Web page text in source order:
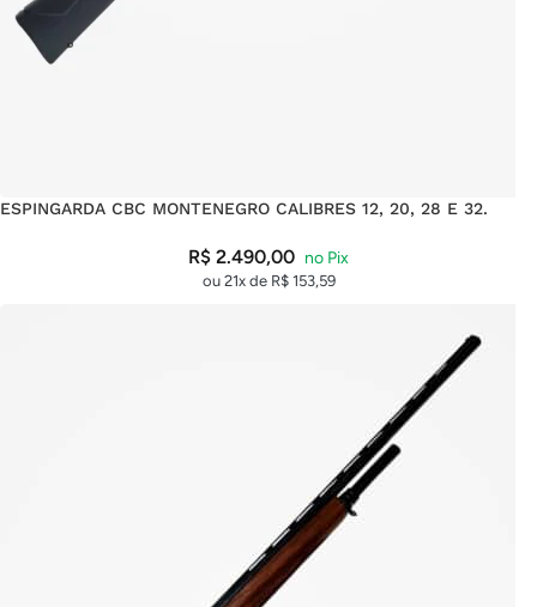
ESPINGARDA CBC MONTENEGRO CALIBRES 12, 20, 28 E 32.
R$ 2.490,00
ou 21x de R$ 153,59